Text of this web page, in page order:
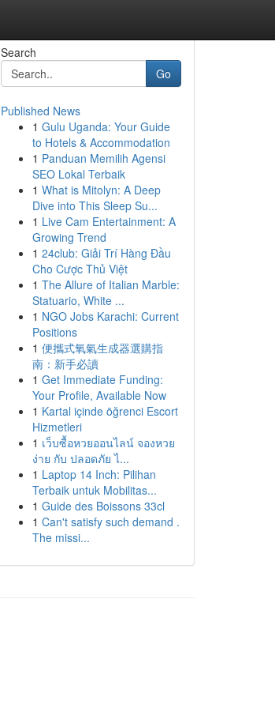
Search
Go
Published News
1 Gulu Uganda: Your Guide
to Hotels & Accommodation
1 Panduan Memilih Agensi
SEO Lokal Terbaik
1 What is Mitolyn: A Deep
Dive into This Sleep Su...
1 Live Cam Entertainment: A
Growing Trend
1 24club: Giải Trí Hàng Đầu
Cho Cược Thủ Việt
1 The Allure of Italian Marble:
Statuario, White ...
1 NGO Jobs Karachi: Current
Positions
1 便攜式氧氣生成器選購指
南：新手必讀
1 Get Immediate Funding:
Your Profile, Available Now
1 Kartal içinde öğrenci Escort
Hizmetleri
1 เว็บซื้อหวยออนไลน์ จองหวย
ง่าย กับ ปลอดภัย ไ...
1 Laptop 14 Inch: Pilihan
Terbaik untuk Mobilitas...
1 Guide des Boissons 33cl
1 Can't satisfy such demand .
The missi...